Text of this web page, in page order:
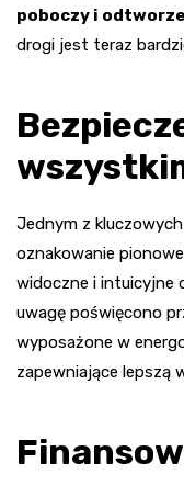
poboczy i
drogi jest teraz
Jednym z
oznakowanie
widoczne i intuicyjne
uwagę poświęcono
wyposażone w
zapewniające lepszą